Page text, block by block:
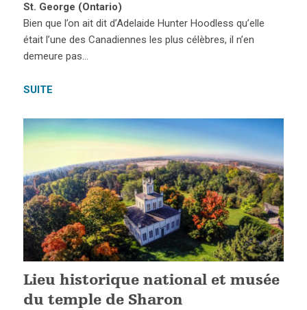
St. George (Ontario)
Bien que l’on ait dit d’Adelaide Hunter Hoodless qu’elle
était l’une des Canadiennes les plus célèbres, il n’en
demeure pas…
SUITE
Lieu historique national et musée
du temple de Sharon